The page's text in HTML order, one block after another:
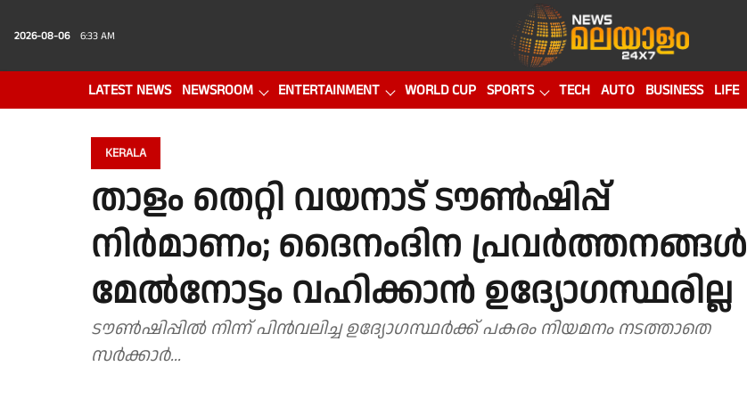
2026-08-06 6:33 AM
LATEST NEWS NEWSROOM ENTERTAINMENT WORLD CUP SPORTS TECH AUTO BUSINESS LIFE
KERALA
താളം തെറ്റി വയനാട് ടൗൺഷിപ്പ്
നിർമാണം; ദൈനംദിന പ്രവർത്തനങ്ങൾ
മേൽനോട്ടം വഹിക്കാൻ ഉദ്യോഗസ്ഥരില്ല
ടൗൺഷിപ്പിൽ നിന്ന് പിൻവലിച്ച ഉദ്യോഗസ്ഥർക്ക് പകരം നിയമനം നടത്താതെ
സർക്കാർ...